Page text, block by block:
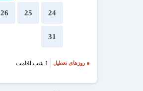
24
25
26
31
روزهای تعطیل 1 شب اقامت